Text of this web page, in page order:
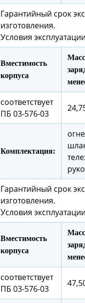
Гарантийный срок
изготовления.
Условия
Вместимость
корпуса
соответствует
ПБ 03-576-03
Комплектация:
Гарантийный срок
изготовления.
Условия
Вместимость
корпуса
соответствует
ПБ 03-576-03